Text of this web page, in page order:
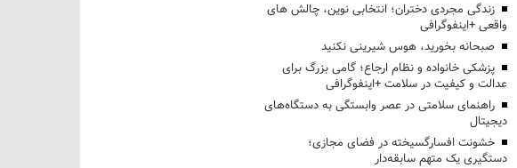
زندگی مجردی دختران؛ انتخابی نوین، چالش های
واقعی +اینفوگرافی
صبحانه بخورید، هوس شیرینی نکنید
پزشکی خانواده و نظام ارجاع؛ گامی بزرگ برای
عدالت و کیفیت در سلامت +اینفوگرافی
راهنمای سلامتی در عصر وابستگی به دستگاه‌های
دیجیتال
خشونت افسارگسیخته در فضای مجازی؛
دستگیری یک متهم سابقه‌دار